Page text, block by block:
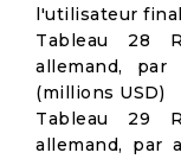
l'utilisateur
Tableau 28
allemand,
(millions USD)
Tableau 29
allemand, par